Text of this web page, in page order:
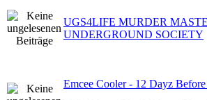
UGS4LIFE MURDER
UNDERGROUND SOCIETY
Emcee Cooler - 12 Dayz